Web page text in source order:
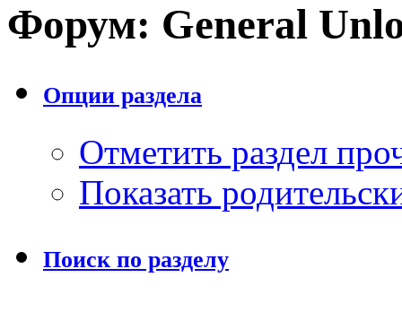
Форум: General
Опции раздела
Отметить раздел
Показать
Поиск по разделу